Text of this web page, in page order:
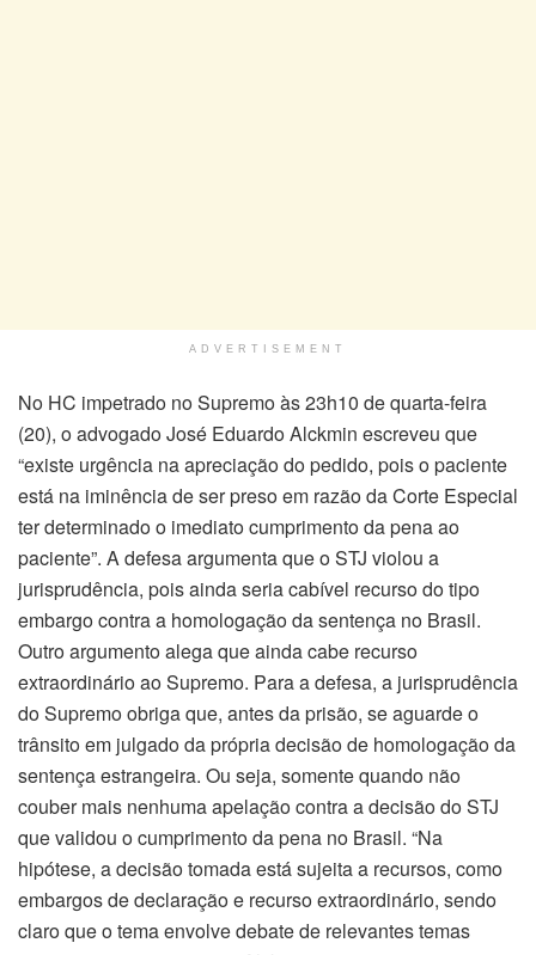
ADVERTISEMENT
No HC impetrado no Supremo às 23h10 de quarta-feira
(20), o advogado José Eduardo Alckmin escreveu que
“existe urgência na apreciação do pedido, pois o paciente
está na iminência de ser preso em razão da Corte Especial
ter determinado o imediato cumprimento da pena ao
paciente”. A defesa argumenta que o STJ violou a
jurisprudência, pois ainda seria cabível recurso do tipo
embargo contra a homologação da sentença no Brasil.
Outro argumento alega que ainda cabe recurso
extraordinário ao Supremo. Para a defesa, a jurisprudência
do Supremo obriga que, antes da prisão, se aguarde o
trânsito em julgado da própria decisão de homologação da
sentença estrangeira. Ou seja, somente quando não
couber mais nenhuma apelação contra a decisão do STJ
que validou o cumprimento da pena no Brasil. “Na
hipótese, a decisão tomada está sujeita a recursos, como
embargos de declaração e recurso extraordinário, sendo
claro que o tema envolve debate de relevantes temas